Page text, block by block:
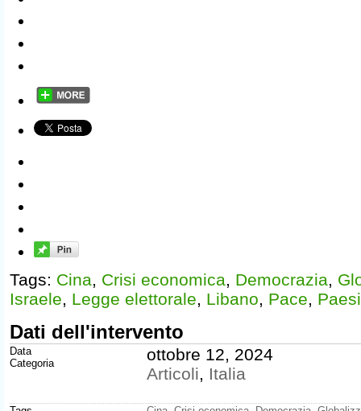
Tags: Cina, Crisi economica, Democrazia,
Israele, Legge elettorale, Libano, Pace,
Dati dell'intervento
Data
Categoria
ottobre 12, 2024
Articoli, Italia